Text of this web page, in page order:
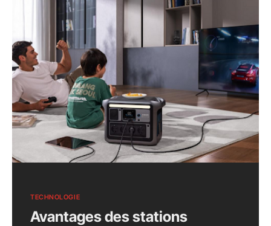
TECHNOLOGIE
Avantages des stations